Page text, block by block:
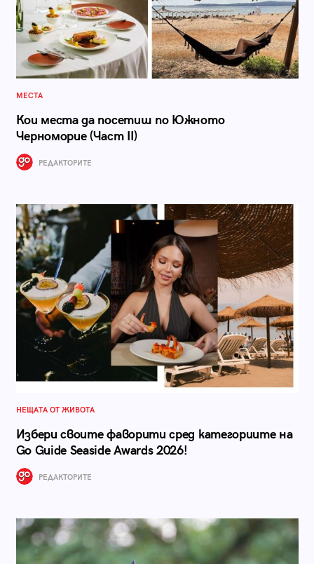
МЕСТА
Кои места да посетиш по Южното
Черноморие (Част II)
РЕДАКТОРИТЕ
НЕЩАТА ОТ ЖИВОТА
Избери своите фаворити сред категориите на
Go Guide Seaside Awards 2026!
РЕДАКТОРИТЕ